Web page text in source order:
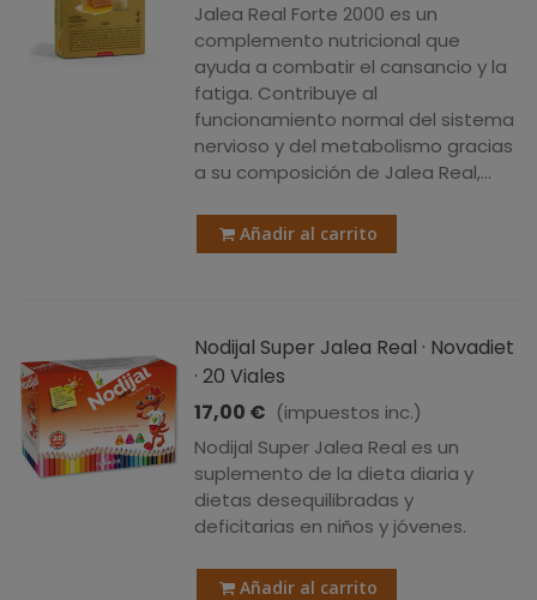
Jalea Real Forte 2000 es un
complemento nutricional que
ayuda a combatir el cansancio y la
fatiga. Contribuye al
funcionamiento normal del sistema
nervioso y del metabolismo gracias
a su composición de Jalea Real,...
Añadir al carrito
Nodijal Super Jalea Real · Novadiet
· 20 Viales
17,00 € (impuestos inc.)
Nodijal Super Jalea Real es un
suplemento de la dieta diaria y
dietas desequilibradas y
deficitarias en niños y jóvenes.
Añadir al carrito